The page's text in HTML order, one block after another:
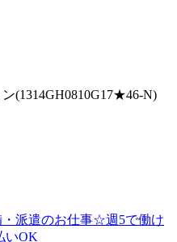
(1314GH0810G17★46-N)
・派遣のお仕事☆週5で働け
いOK